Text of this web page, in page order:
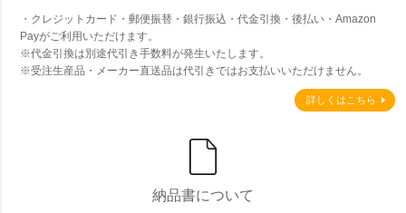
・クレジットカード・郵便振替・銀行振込・代金引換・後払い・Amazon
Payがご利用いただけます。
※代金引換は別途代引き手数料が発生いたします。
※受注生産品・メーカー直送品は代引きではお支払いいただけません。
詳しくはこちら
納品書について